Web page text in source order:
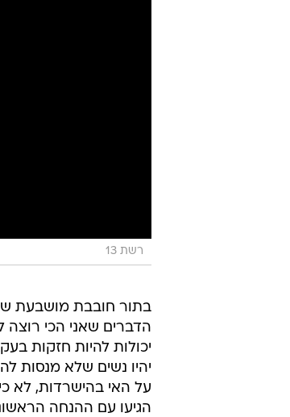
רשת 13
בתור חובבת מושבעת
הדברים שאני הכי
יכולות להיות חזקות
יהיו נשים שלא מנסות
על האי בהישרדות, לא
הגיעו עם ההנחה